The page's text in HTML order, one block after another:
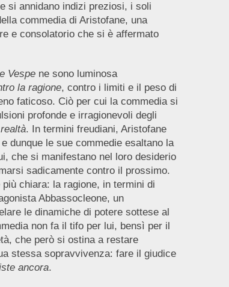
si annidano indizi preziosi, i soli
commedia di Aristofane, una
e consolatorio che si è affermato
Vespene sono luminosa
la ragione, contro i limiti e il peso di
faticoso. Ciò per cui la commedia si
profonde e irragionevoli degli
. In termini freudiani, Aristofane
dunque le sue commedie esaltano la
che si manifestano nel loro desiderio
sadicamente contro il prossimo.
chiara: la ragione, in termini di
Abbassocleone, un
le dinamiche di potere sottese al
non fa il tifo per lui, bensì per il
che però si ostina a restare
stessa sopravvivenza: fare il giudice
ancora.